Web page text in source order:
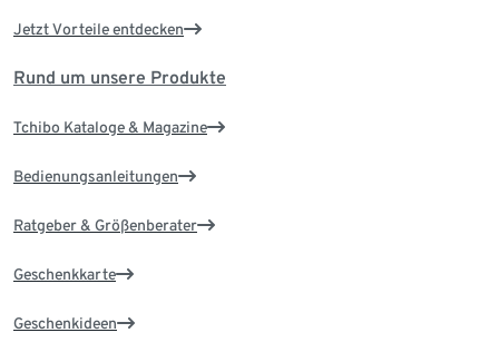
Jetzt Vorteile entdecken
Rund um unsere Produkte
Tchibo Kataloge & Magazine
Bedienungsanleitungen
Ratgeber & Größenberater
Geschenkkarte
Geschenkideen